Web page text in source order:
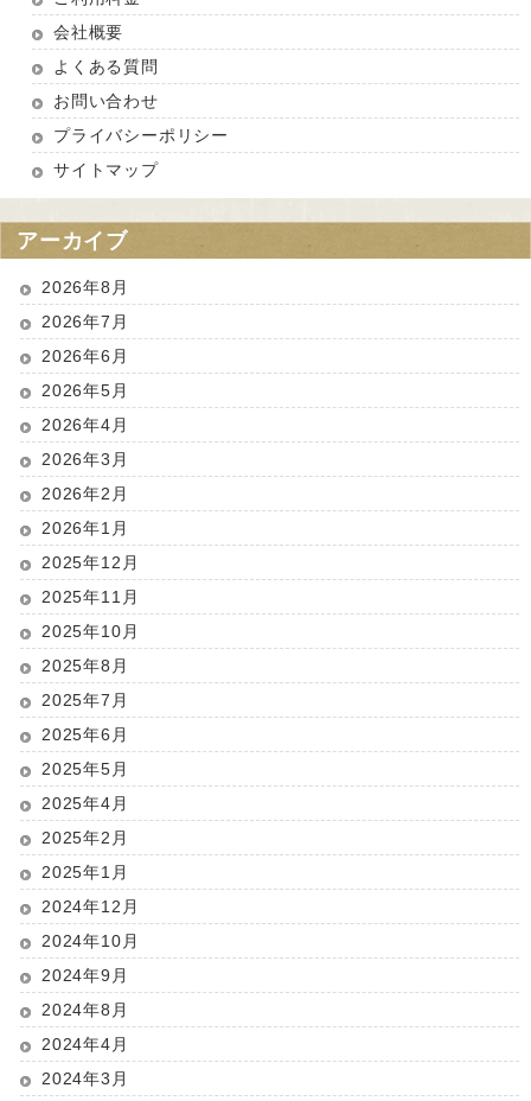
会社概要
よくある質問
お問い合わせ
プライバシーポリシー
サイトマップ
アーカイブ
2026年8月
2026年7月
2026年6月
2026年5月
2026年4月
2026年3月
2026年2月
2026年1月
2025年12月
2025年11月
2025年10月
2025年8月
2025年7月
2025年6月
2025年5月
2025年4月
2025年2月
2025年1月
2024年12月
2024年10月
2024年9月
2024年8月
2024年4月
2024年3月